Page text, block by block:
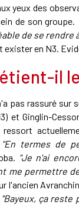
yeux des
de son groupe.
de se rendre
en N3.
il
pas rassuré
et Ginglin-
"En termes de
"Je n'ai
me permettre
l'ancien
"Bayeux, ça